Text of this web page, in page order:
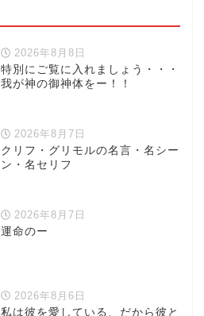
2026年8月8日
特別にご覧に入れましょう・・・
我が神の御神体をー！！
2026年8月7日
クリフ・グリモルの名言・名シー
ン・名セリフ
2026年8月7日
運命のー
2026年8月6日
私は彼を愛している、だから彼と